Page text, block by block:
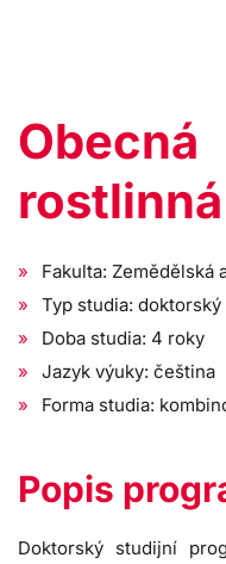
rostlinná
Fakulta: Zemědělská
Typ studia: doktorský
Doba studia: 4 roky
Jazyk výuky: čeština
Forma studia:
Popis
Doktorský studijní